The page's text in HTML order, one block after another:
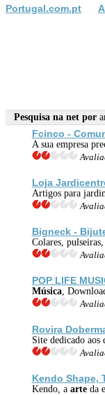
Portugal.com.pt
Pesquisa na net por
Fcinco -
A sua empresa
Loja
Artigos para
Bigneck -
Colares,
POP LIFE
Música,
Rovira
Site dedicado aos
Kendo Shape,
Kendo, a arteda